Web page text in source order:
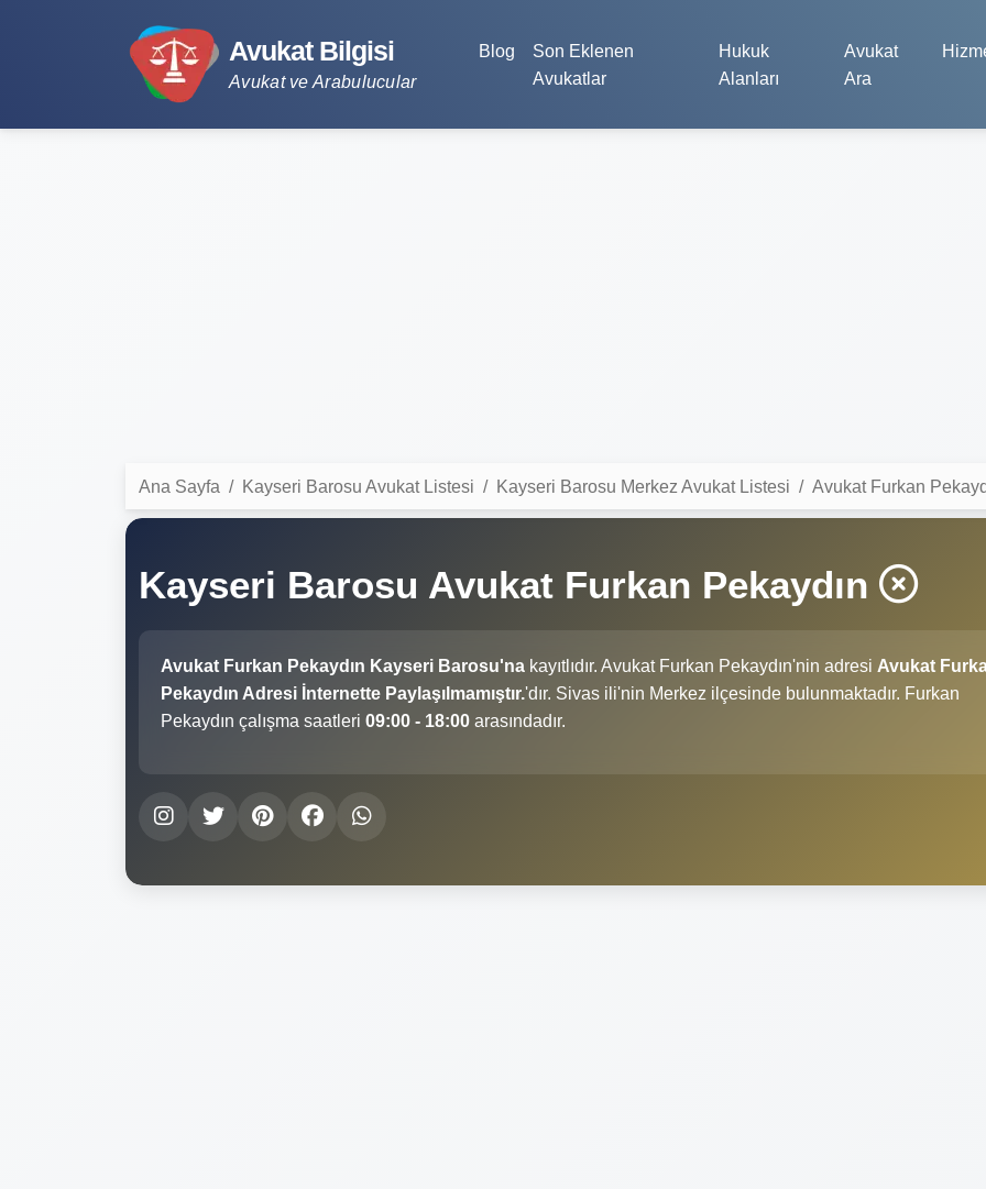
Avukat Bilgisi
Avukat ve Arabulucular
Blog
Son Eklenen
Avukatlar
Hukuk
Alanları
Avukat
Ara
Ana Sayfa Kayseri Barosu Avukat Listesi Kayseri Barosu Merkez Avukat Listesi Avukat Furkan
Kayseri Barosu Avukat Furkan Pekaydın
Avukat Furkan Pekaydın Kayseri Barosu'na kayıtlıdır. Avukat Furkan Pekaydın'nin adresi Avukat
Pekaydın Adresi İnternette Paylaşılmamıştır.'dır. Sivas ili'nin Merkez ilçesinde bulunmaktadır. Furkan
Pekaydın çalışma saatleri 09:00 - 18:00 arasındadır.